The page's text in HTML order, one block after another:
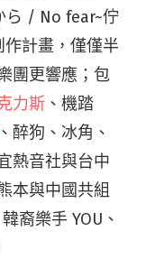
ら / No fear~佇
計畫，僅僅半
團更響應；包
力斯 、機踏
、醉狗、冰角、
熱音社與台中
本與中國共組
裔樂手 YOU、